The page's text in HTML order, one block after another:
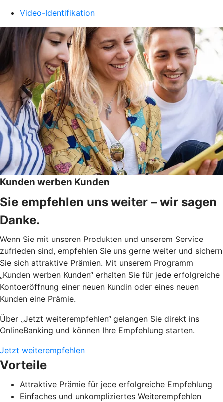
Video-Identifikation
Kunden werben Kunden
Sie empfehlen uns weiter – wir sagen
Danke.
Wenn Sie mit unseren Produkten und unserem Service
zufrieden sind, empfehlen Sie uns gerne weiter und sichern
Sie sich attraktive Prämien. Mit unserem Programm
„Kunden werben Kunden“ erhalten Sie für jede erfolgreiche
Kontoeröffnung einer neuen Kundin oder eines neuen
Kunden eine Prämie.
Über „Jetzt weiterempfehlen“ gelangen Sie direkt ins
OnlineBanking und können Ihre Empfehlung starten.
Jetzt weiterempfehlen
Vorteile
Attraktive Prämie für jede erfolgreiche Empfehlung
Einfaches und unkompliziertes Weiterempfehlen